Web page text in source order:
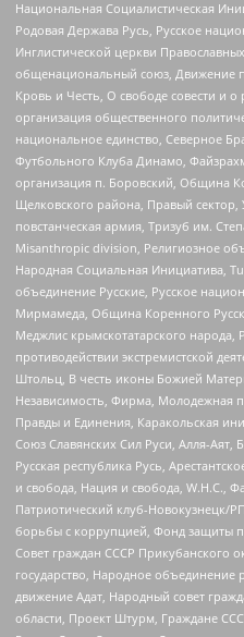
Национальная Социалистическая
Родовая Держава Русь, Русское
Инглистической церкви
общенациональный союз, Движение
Кровь и Честь, О свободе совести и
организация общественного
национальное единство, Северное
Футбольного Клуба Динамо,
организация п. Боровский, Община
Щелковского района, Правый
повстанческая армия, Тризуб им.
Misanthropic division, Религиозное
Народная Социальная Инициатива,
объединение Русские, Русское
Мирмамеда, Община Коренного
Меджлис крымскотатарского
противодействии экстремистской
Штольц, В честь иконы Божией
Независимость, Фирма, Молодежная
Правды и Единения, Каракольская
Союз Славянских Сил Руси, Алля-Аят,
Русская республика Русь,
и свобода, Нация и свобода, W.H.С.,
Патриотический клуб-Новокузнецк/
борьбы с коррупцией, Фонд защиты
Совет граждан СССР Прикубанского
государство, Народное объединение
движение Адат, Народный совет
области, Проект Штурм, Граждане